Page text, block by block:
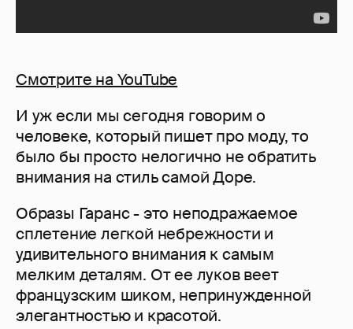
Смотрите на YouTube
И уж если мы сегодня говорим о
человеке, который пишет про моду, то
было бы просто нелогично не обратить
внимания на стиль самой Доре.
Образы Гаранс - это неподражаемое
сплетение легкой небрежности и
удивительного внимания к самым
мелким деталям. От ее луков веет
французским шиком, непринужденной
элегантностью и красотой.